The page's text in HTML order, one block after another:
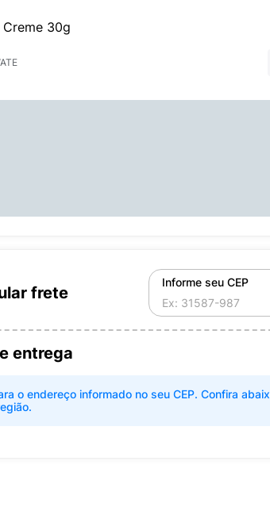
30g
frete
Informe seu CEP
entrega
o endereço informado no seu CEP. Confira